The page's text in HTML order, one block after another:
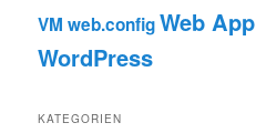
VM web.configWeb App
WordPress
KATEGORIEN